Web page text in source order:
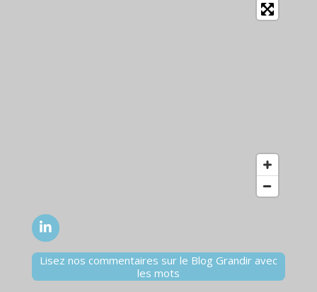
L
i
n
e
Lisez nos commentaires sur le Blog Grandir avec
les mots